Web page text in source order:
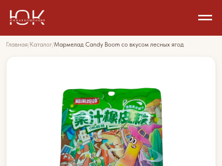
Главная/Каталог/Мармелад Candy Boom со вкусом лесных ягод